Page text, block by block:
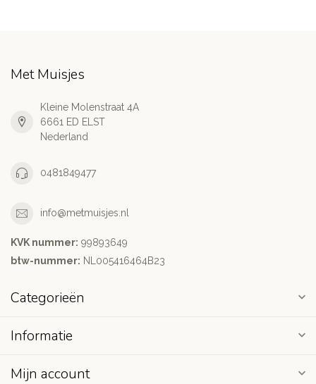
Met Muisjes
Kleine Molenstraat 4A
6661 ED ELST
Nederland
0481849477
info@metmuisjes.nl
KVK nummer: 99893649
btw-nummer: NL005416464B23
Categorieën
Informatie
Mijn account